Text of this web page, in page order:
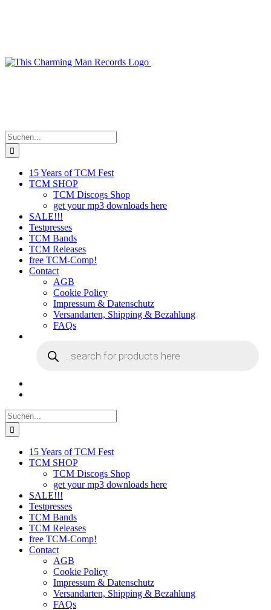
Suche
nach:
15 Years of TCM Fest
TCM SHOP
TCM Discogs Shop
get your mp3 downloads here
SALE!!!
Testpresses
TCM Bands
TCM Releases
free TCM-Comp!
Contact
AGB
Cookie Policy
Impressum & Datenschutz
Versandarten, Shipping & Bezahlung
FAQs
search
Suche
nach:
15 Years of TCM Fest
TCM SHOP
TCM Discogs Shop
get your mp3 downloads here
SALE!!!
Testpresses
TCM Bands
TCM Releases
free TCM-Comp!
Contact
AGB
Cookie Policy
Impressum & Datenschutz
Versandarten, Shipping & Bezahlung
FAQs